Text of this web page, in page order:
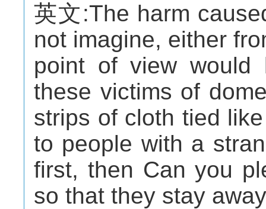
英文:The harm
not imagine, either
point of view would
these victims of
strips of cloth tied
to people with a
first, then Can you
so that they stay